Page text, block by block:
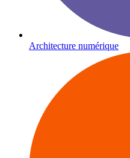
Architecture numérique